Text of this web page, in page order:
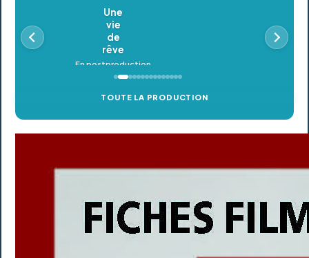
Oldeupe
En postproduction
TOUTE LA PRODUCTION